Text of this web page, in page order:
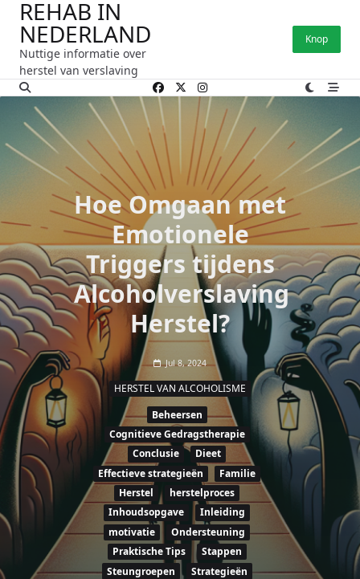
naar
inhoud
REHAB IN
NEDERLAND
Nuttige informatie over
herstel van verslaving
Knop
Hoe Omgaan met
Emotionele
Triggers tijdens
Alcoholverslaving
Herstel?
Jul 8, 2024
HERSTEL VAN ALCOHOLISME
Beheersen
Cognitieve Gedragstherapie
Conclusie
Dieet
Effectieve strategieën
Familie
Herstel
herstelproces
Inhoudsopgave
Inleiding
motivatie
Ondersteuning
Praktische Tips
Stappen
Steungroepen
Strategieën